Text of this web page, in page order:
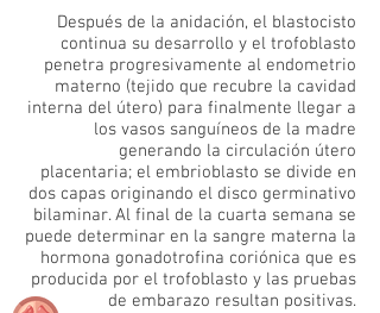
Después de la anidación, el blastocisto
continua su desarrollo y el trofoblasto
penetra progresivamente al endometrio
materno (tejido que recubre la cavidad
interna del útero) para finalmente llegar a
los vasos sanguíneos de la madre
generando la circulación útero
placentaria; el embrioblasto se divide en
dos capas originando el disco germinativo
bilaminar. Al final de la cuarta semana se
puede determinar en la sangre materna la
hormona gonadotrofina coriónica que es
producida por el trofoblasto y las pruebas
de embarazo resultan positivas.